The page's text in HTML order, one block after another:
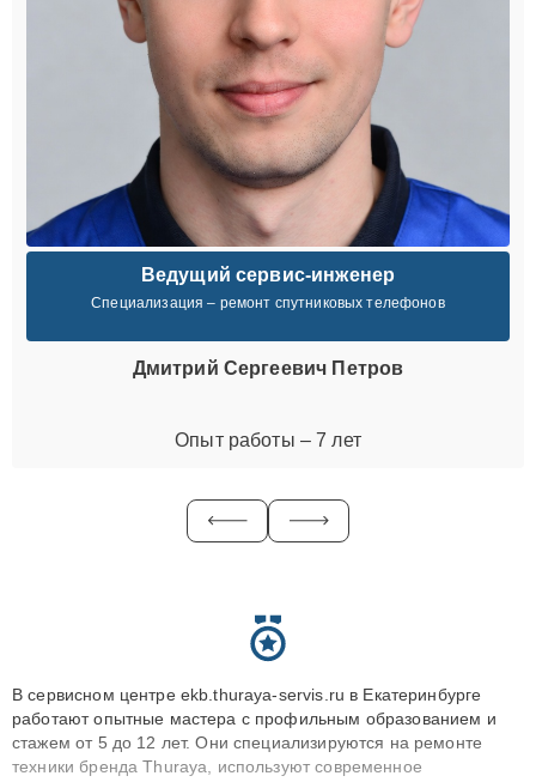
Ведущий сервис-инженер
Специализация – ремонт спутниковых телефонов
Дмитрий Сергеевич Петров
Опыт работы – 7 лет
В сервисном центре ekb.thuraya-servis.ru в Екатеринбурге
работают опытные мастера с профильным образованием и
стажем от 5 до 12 лет. Они специализируются на ремонте
техники бренда Thuraya, используют современное